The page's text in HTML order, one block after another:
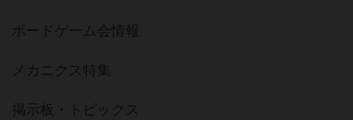
ボードゲーム会情報
メカニクス特集
掲示板・トピックス